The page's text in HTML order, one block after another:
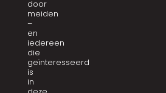
door
meiden
–
en
iedereen
die
geïnteresseerd
is
in